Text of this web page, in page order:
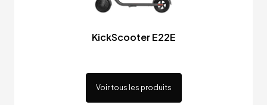
KickScooter E22E
Voir tous les produits